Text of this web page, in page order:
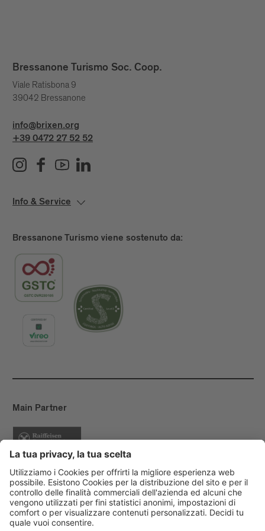
Bressanone Turismo Soc. Coop.
Viale Ratisbona 9
39042 Bressanone
info@brixen.org
+39 0472 27 52 52
Info & Service
Bressanone Turismo viene sostenuto da:
Main Partner
Event Partner